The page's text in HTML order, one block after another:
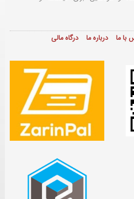
با ما درباره ما درگاه مالی